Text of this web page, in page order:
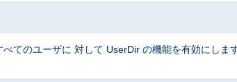
てのユーザに 対して UserDir の機能を有効にし